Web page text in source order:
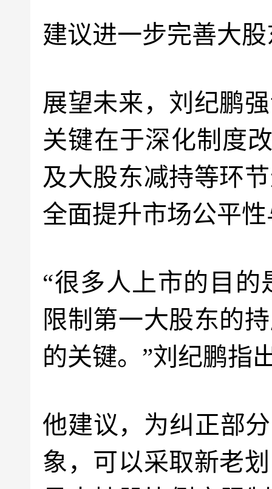
建议进一步完善大
展望未来，刘纪鹏
关键在于深化制度
及大股东减持等环
全面提升市场公平
“很多人上市的目
限制第一大股东的
的关键。”刘纪鹏指
他建议，为纠正部
象，可以采取新老